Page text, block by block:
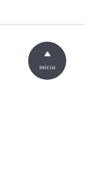
início